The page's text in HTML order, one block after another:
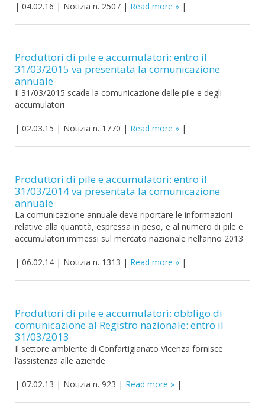
| 04.02.16 | Notizia n. 2507 | Read more |
Produttori di pile e accumulatori: entro il
31/03/2015 va presentata la comunicazione
annuale
Il 31/03/2015 scade la comunicazione delle pile e degli
accumulatori
| 02.03.15 | Notizia n. 1770 | Read more |
Produttori di pile e accumulatori: entro il
31/03/2014 va presentata la comunicazione
annuale
La comunicazione annuale deve riportare le informazioni
relative alla quantità, espressa in peso, e al numero di pile e
accumulatori immessi sul mercato nazionale nell’anno 2013
| 06.02.14 | Notizia n. 1313 | Read more |
Produttori di pile e accumulatori: obbligo di
comunicazione al Registro nazionale: entro il
31/03/2013
Il settore ambiente di Confartigianato Vicenza fornisce
l’assistenza alle aziende
| 07.02.13 | Notizia n. 923 | Read more |